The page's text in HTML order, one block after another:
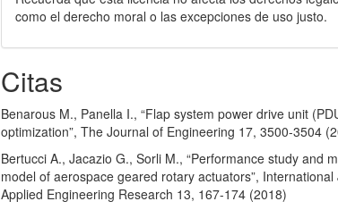
como el derecho moral o las excepciones de uso justo.
Citas
Benarous M., Panella I., “Flap system power drive unit
optimization”, The Journal of Engineering 17, 3500-3504
Bertucci A., Jacazio G., Sorli M., “Performance study and
model of aerospace geared rotary actuators”,
Applied Engineering Research 13, 167-174 (2018)